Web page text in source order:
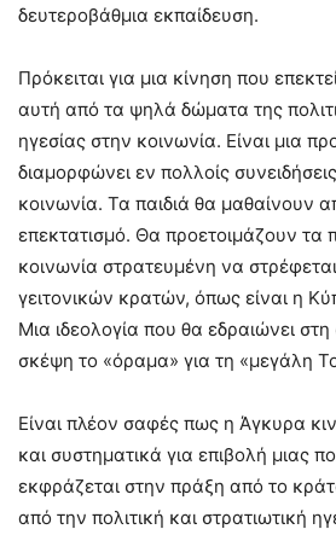
δευτεροβάθμια εκπαίδευση.
Πρόκειται για μια κίνηση που
αυτή από τα ψηλά δώματα της
ηγεσίας στην κοινωνία. Είναι μια
διαμορφώνει εν πολλοίς
κοινωνία. Τα παιδιά θα μαθαίνουν
επεκτατισμό. Θα προετοιμάζουν τα
κοινωνία στρατευμένη να
γειτονικών κρατών, όπως είναι η
Μια ιδεολογία που θα εδραιώνει
σκέψη το «όραμα» για τη «μεγάλη
Είναι πλέον σαφές πως η Άγκυρα
και συστηματικά για επιβολή μιας
εκφράζεται στην πράξη από το
από την πολιτική και στρατιωτική